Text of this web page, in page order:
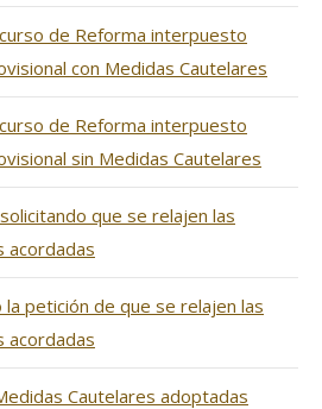
de Reforma interpuesto
con Medidas Cautelares
de Reforma interpuesto
sin Medidas Cautelares
que se relajen las
acordadas
petición de que se relajen las
acordadas
Cautelares adoptadas